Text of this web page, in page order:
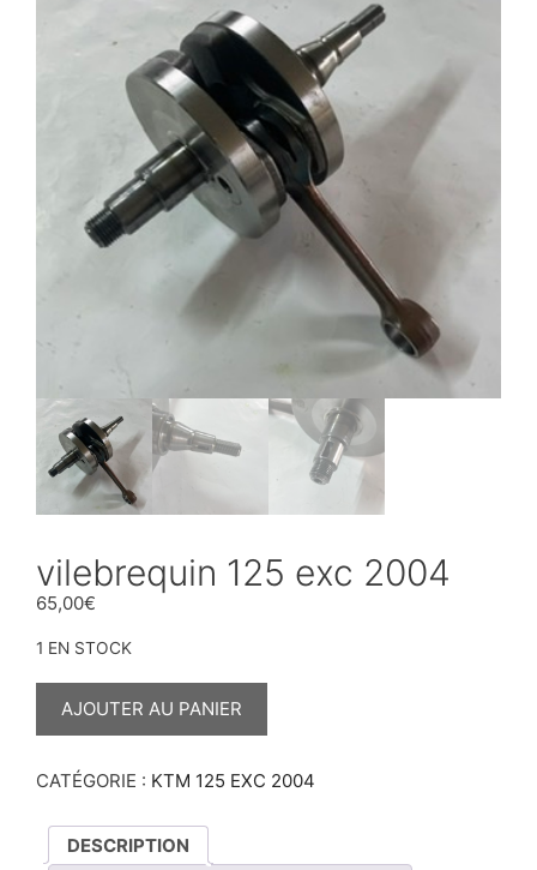
vilebrequin 125 exc 2004
65,00€
1 EN STOCK
QUANTITÉ
2004
AJOUTER AU PANIER
CATÉGORIE : KTM 125 EXC 2004
DESCRIPTION